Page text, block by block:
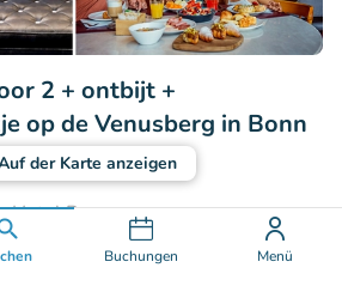
Buchungen Menü
der Karte anzeigen
2 + ontbijt +
op de Venusberg in Bonn
Bewertungen
Hotel Bonn